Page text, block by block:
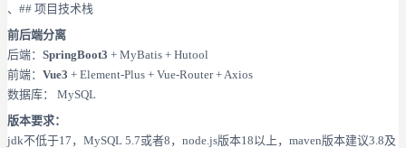
、## 项目技术栈
前后端分离
后端： SpringBoot3 + MyBatis + Hutool
前端： Vue3 + Element-Plus + Vue-Router + Axios
数据库： MySQL
版本要求：
jdk不低于17，MySQL 5.7或者8，node.js版本18以上，maven版本建议3.8及